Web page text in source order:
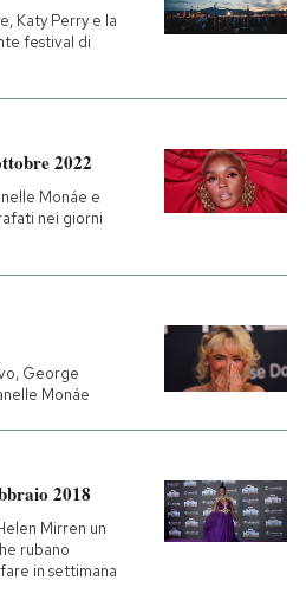
Katy Perry e la
festival di
2022
Monáe e
nei giorni
George
Monáe
2018
Mirren un
rubano
in settimana